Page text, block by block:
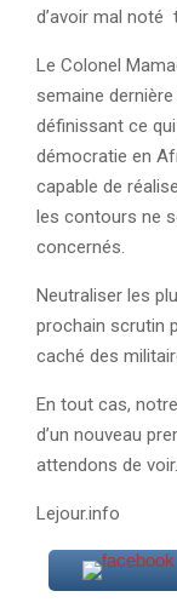
d’avoir mal noté
Le Colonel
semaine
définissant ce
démocratie en
capable de
les contours ne
concernés.
Neutraliser les
prochain scrutin
caché des
En tout cas,
d’un nouveau
attendons de voir.
Lejour.info